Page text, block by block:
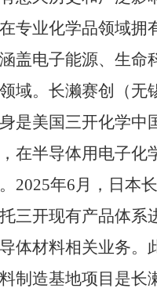
专业化学品领域拥
盖电子能源、生命
域。长濑赛创（无
是美国三开化学中
在半导体用电子化
2025年6月，日本
三开现有产品体系
体材料相关业务。
制造基地项目是长